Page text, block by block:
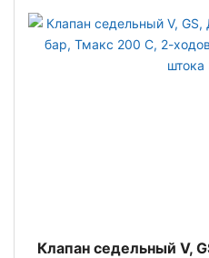
Клапан седельный V,